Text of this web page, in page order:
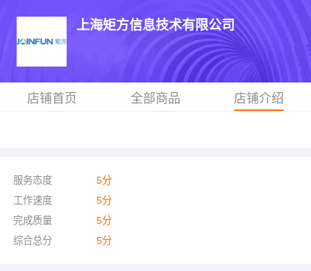
上海矩方信息技术有限公司
店铺首页 全部商品 店铺介绍
服务态度 5分
工作速度
5分
完成质量
5分
综合总分
5分